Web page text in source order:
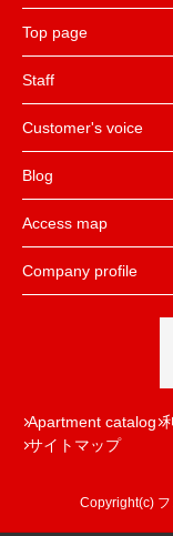
Top page
Staff
Customer's voice
Blog
Access map
Company profile
Apartment catalog
サイトマップ
Copyright(c)